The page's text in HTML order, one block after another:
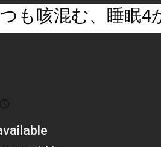
つも咳混む、睡眠4
10分くらい。足腰
